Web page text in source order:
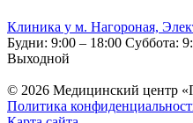
Клиника у м. Нагороная,
Будни: 9:00 – 18:00 Суббота:
Выходной
© 2026 Медицинский центр
Политика